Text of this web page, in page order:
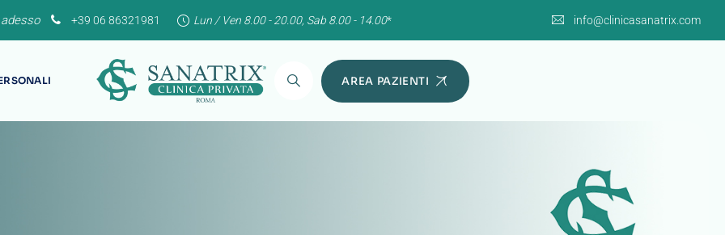
+39 06 86321981 Lun / Ven 8.00 - 20.00, Sab 8.00 - 14.00* info@clinicasanatrix.com
AREA PAZIENTI